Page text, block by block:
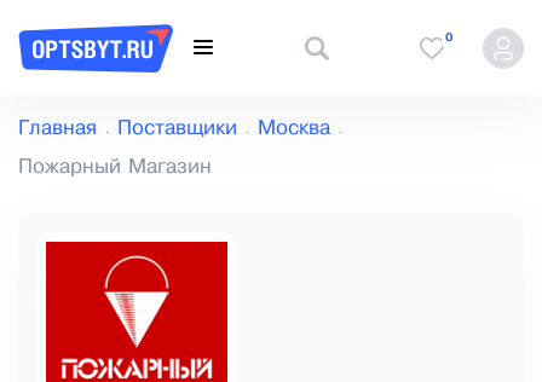
0
Главная Поставщики Москва
Пожарный Магазин